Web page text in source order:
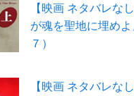
【映画 ネタバレな
が魂を聖地に埋めよ
７）
【映画 ネタバレな